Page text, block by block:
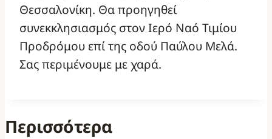
Θεσσαλονίκη. Θα προηγηθεί
συνεκκλησιασμός στον Ιερό Ναό Τιμίου
Προδρόμου επί της οδού Παύλου Μελά.
Σας περιμένουμε με χαρά.
Περισσότερα